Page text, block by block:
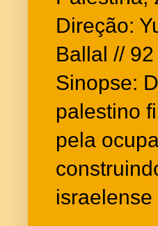
Direção:
Ballal //
Sinopse:
palestino
pela